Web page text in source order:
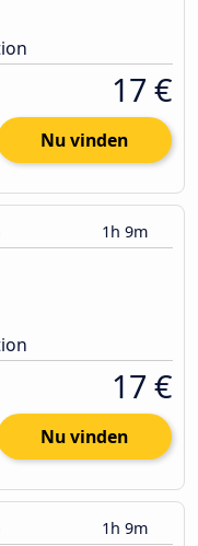
17 €
Nu vinden
1h 9m
17 €
Nu vinden
1h 9m